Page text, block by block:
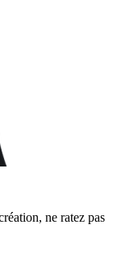
ne ratez pas